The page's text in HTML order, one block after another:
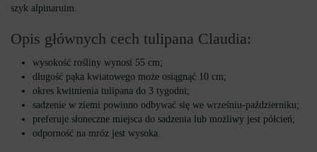
szyk alpinaruim.
Opis głównych cech tulipana Claudia:
wysokość rośliny wynosi 55 cm;
długość pąka kwiatowego może osiągnąć 10 cm;
okres kwitnienia tulipana do 3 tygodni;
sadzenie w ziemi powinno odbywać się we wrześniu-październiku;
preferuje słoneczne miejsca do sadzenia lub możliwy jest półcień;
odporność na mróz jest wysoka.